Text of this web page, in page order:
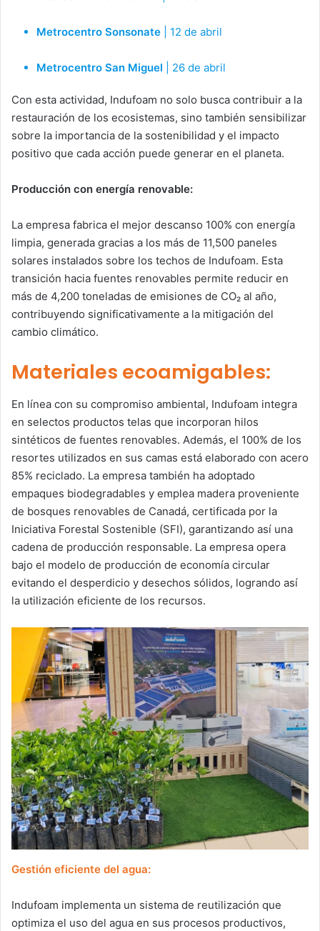
Metrocentro Sonsonate | 12 de abril
Metrocentro San Miguel | 26 de abril
Con esta actividad, Indufoam no solo busca contribuir a la
restauración de los ecosistemas, sino también sensibilizar
sobre la importancia de la sostenibilidad y el impacto
positivo que cada acción puede generar en el planeta.
Producción con energía renovable:
La empresa fabrica el mejor descanso 100% con energía
limpia, generada gracias a los más de 11,500 paneles
solares instalados sobre los techos de Indufoam. Esta
transición hacia fuentes renovables permite reducir en
más de 4,200 toneladas de emisiones de CO₂ al año,
contribuyendo significativamente a la mitigación del
cambio climático.
Materiales ecoamigables:
En línea con su compromiso ambiental, Indufoam integra
en selectos productos telas que incorporan hilos
sintéticos de fuentes renovables. Además, el 100% de los
resortes utilizados en sus camas está elaborado con acero
85% reciclado. La empresa también ha adoptado
empaques biodegradables y emplea madera proveniente
de bosques renovables de Canadá, certificada por la
Iniciativa Forestal Sostenible (SFI), garantizando así una
cadena de producción responsable. La empresa opera
bajo el modelo de producción de economía circular
evitando el desperdicio y desechos sólidos, logrando así
la utilización eficiente de los recursos.
Gestión eficiente del agua:
Indufoam implementa un sistema de reutilización que
optimiza el uso del agua en sus procesos productivos,